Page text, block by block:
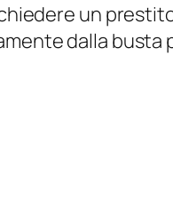
un
dalla busta